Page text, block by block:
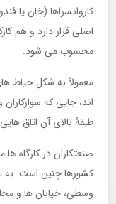
کاروانسراها (خان یا
اصلی قرار دارد و هم
محسوب می شود.
معمولاً به شکل حیاط
اند، جایی که
طبقۀ بالای آن اتاق
صنعتکاران در کارگاه
کشورها چنین است. به
وسطی، خیابان ها و